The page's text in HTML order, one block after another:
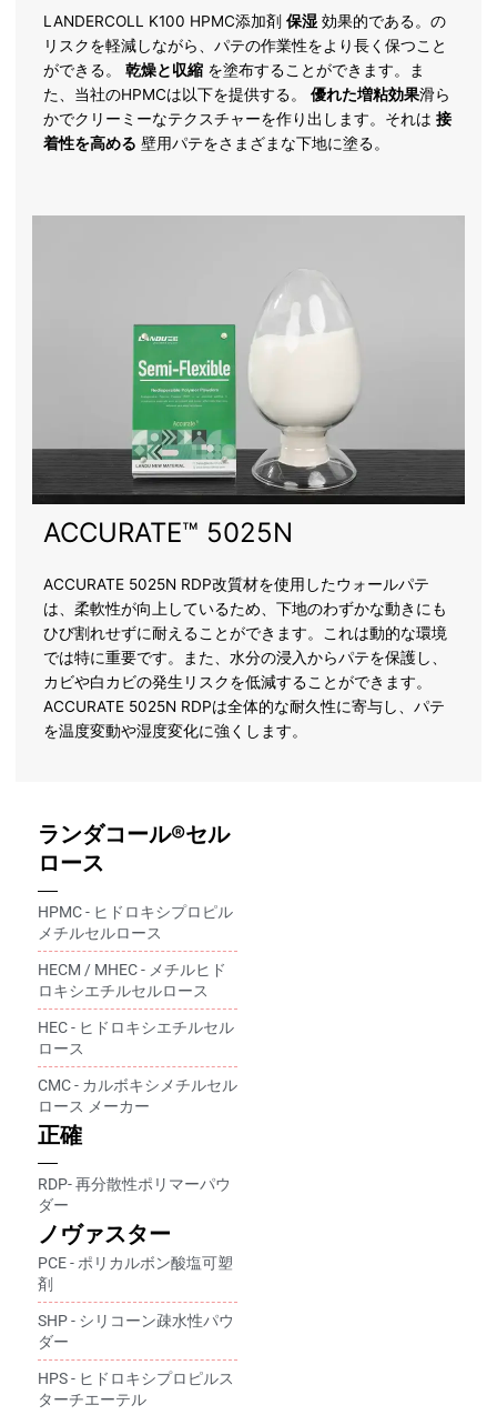
LANDERCOLL K100 HPMC添加剤 保湿効果的である。の
リスクを軽減しながら、パテの作業性をより長く保つこと
ができる。 乾燥と収縮を塗布することができます。ま
た、当社のHPMCは以下を提供する。 優れた増粘効果滑ら
かでクリーミーなテクスチャーを作り出します。それは 接
着性を高める 壁用パテをさまざまな下地に塗る。
ACCURATE™ 5025N
ACCURATE 5025N RDP改質材を使用したウォールパテ
は、柔軟性が向上しているため、下地のわずかな動きにも
ひび割れせずに耐えることができます。これは動的な環境
では特に重要です。また、水分の浸入からパテを保護し、
カビや白カビの発生リスクを低減することができます。
ACCURATE 5025N RDPは全体的な耐久性に寄与し、パテ
を温度変動や湿度変化に強くします。
ランダコール®セル
ロース
HPMC - ヒドロキシプロピル
メチルセルロース
HECM / MHEC - メチルヒド
ロキシエチルセルロース
HEC - ヒドロキシエチルセル
ロース
CMC - カルボキシメチルセル
ロース メーカー
正確
RDP- 再分散性ポリマーパウ
ダー
ノヴァスター
PCE - ポリカルボン酸塩可塑
剤
SHP - シリコーン疎水性パウ
ダー
HPS - ヒドロキシプロピルス
ターチエーテル